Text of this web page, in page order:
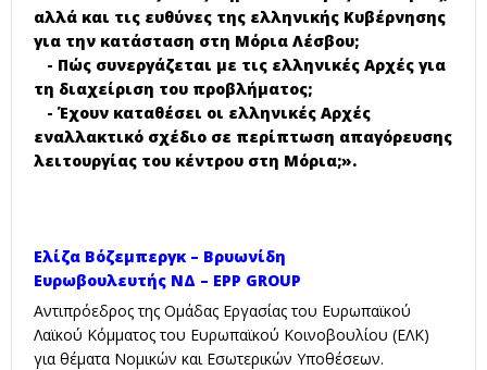
αλλά και τις ευθύνες της ελληνικής Κυβέρνησης
για την κατάσταση στη Μόρια Λέσβου;
- Πώς συνεργάζεται με τις ελληνικές Αρχές για
τη διαχείριση του προβλήματος;
- Έχουν καταθέσει οι ελληνικές Αρχές
εναλλακτικό σχέδιο σε περίπτωση απαγόρευσης
λειτουργίας του κέντρου στη Μόρια;».
Ελίζα Βόζεμπεργκ – Βρυωνίδη
Ευρωβουλευτής ΝΔ – ΕPP GROUP
Αντιπρόεδρος της Ομάδας Εργασίας του Ευρωπαϊκού
Λαϊκού Κόμματος του Ευρωπαϊκού Κοινοβουλίου (ΕΛΚ)
για θέματα Νομικών και Εσωτερικών Υποθέσεων.